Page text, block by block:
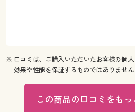
※ 口コミは、ご購入いただいたお客様の個
効果や性能を保証するものではありません
この商品の口コミをもっ